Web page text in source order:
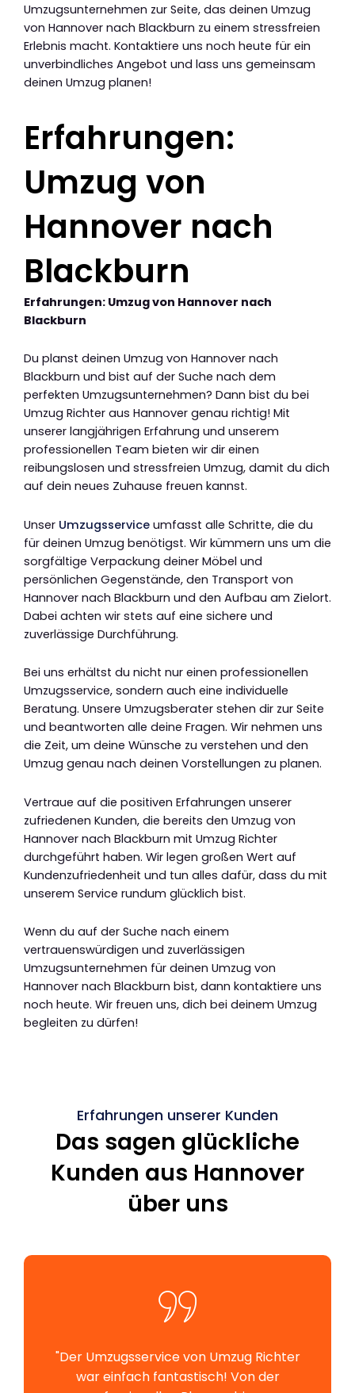
Umzugsunternehmen zur Seite, das deinen Umzug
von Hannover nach Blackburn zu einem stressfreien
Erlebnis macht. Kontaktiere uns noch heute für ein
unverbindliches Angebot und lass uns gemeinsam
deinen Umzug planen!
Erfahrungen:
Umzug von
Hannover nach
Blackburn
Erfahrungen: Umzug von Hannover nach
Blackburn
Du planst deinen Umzug von Hannover nach
Blackburn und bist auf der Suche nach dem
perfekten Umzugsunternehmen? Dann bist du bei
Umzug Richter aus Hannover genau richtig! Mit
unserer langjährigen Erfahrung und unserem
professionellen Team bieten wir dir einen
reibungslosen und stressfreien Umzug, damit du dich
auf dein neues Zuhause freuen kannst.
Unser Umzugsservice umfasst alle Schritte, die du
für deinen Umzug benötigst. Wir kümmern uns um die
sorgfältige Verpackung deiner Möbel und
persönlichen Gegenstände, den Transport von
Hannover nach Blackburn und den Aufbau am Zielort.
Dabei achten wir stets auf eine sichere und
zuverlässige Durchführung.
Bei uns erhältst du nicht nur einen professionellen
Umzugsservice, sondern auch eine individuelle
Beratung. Unsere Umzugsberater stehen dir zur Seite
und beantworten alle deine Fragen. Wir nehmen uns
die Zeit, um deine Wünsche zu verstehen und den
Umzug genau nach deinen Vorstellungen zu planen.
Vertraue auf die positiven Erfahrungen unserer
zufriedenen Kunden, die bereits den Umzug von
Hannover nach Blackburn mit Umzug Richter
durchgeführt haben. Wir legen großen Wert auf
Kundenzufriedenheit und tun alles dafür, dass du mit
unserem Service rundum glücklich bist.
Wenn du auf der Suche nach einem
vertrauenswürdigen und zuverlässigen
Umzugsunternehmen für deinen Umzug von
Hannover nach Blackburn bist, dann kontaktiere uns
noch heute. Wir freuen uns, dich bei deinem Umzug
begleiten zu dürfen!
Erfahrungen unserer Kunden
Das sagen glückliche
Kunden aus Hannover
über uns
"Der Umzugsservice von Umzug Richter
war einfach fantastisch! Von der